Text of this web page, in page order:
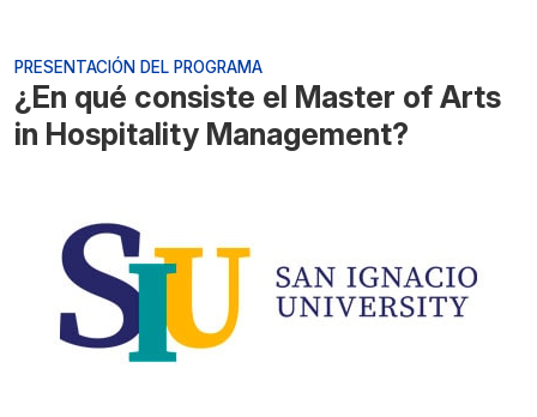
PRESENTACIÓN DEL PROGRAMA
¿En qué consiste el Master of Arts
in Hospitality Management?